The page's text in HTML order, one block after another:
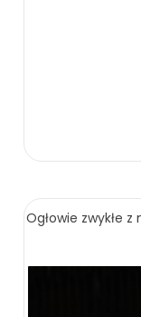
Ogłowie zwykłe